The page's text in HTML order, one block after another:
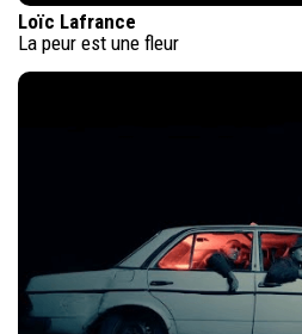
Loïc Lafrance
La peur est une fleur